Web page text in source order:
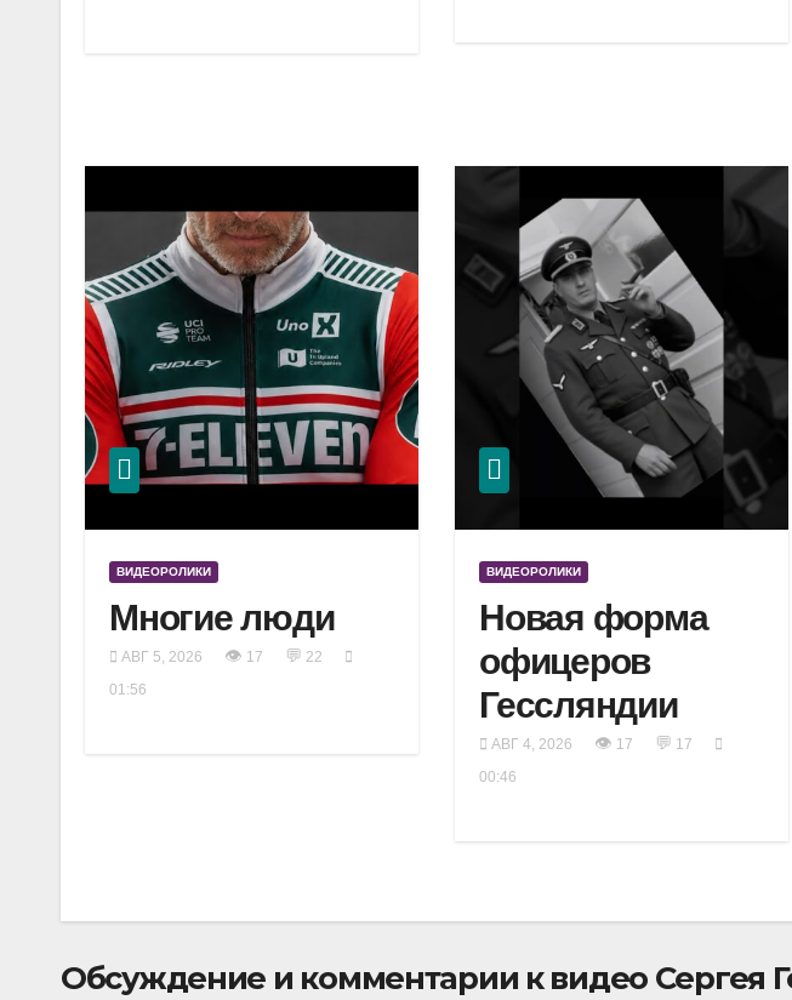
ВИДЕОРОЛИКИ
Многие люди
АВГ 5, 2026 👁 17 💬 22
01:56
ВИДЕОРОЛИКИ
Новая форма
офицеров
Гессляндии
АВГ 4, 2026 👁 17 💬 17
00:46
Обсуждение и комментарии к видео Сергея